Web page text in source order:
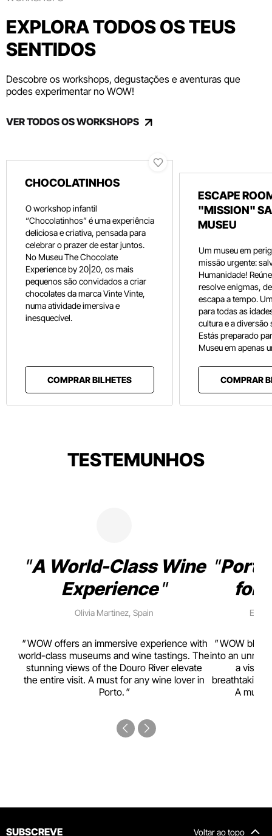
EXPLORA TODOS OS TEUS
SENTIDOS
Descobre os workshops, degustações e aventuras que
podes experimentar no WOW!
VER TODOS OS WORKSHOPS
CHOCOLATINHOS
O workshop infantil
“Chocolatinhos” é uma experiência
deliciosa e criativa, pensada para
celebrar o prazer de estar juntos.
No Museu The Chocolate
Experience by 20|20, os mais
pequenos são convidados a criar
chocolates da marca Vinte Vinte,
numa atividade imersiva e
inesquecível.
COMPRAR BILHETES
ESCAPE
"MISSION"
MUSEU
Um museu em
missão urgente:
Humanidade!
resolve enigmas,
escapa a tempo.
para todas as
cultura e a diversão
Estás preparado
Museu em apenas
COMPRAR
TESTEMUNHOS
A World-Class Wine
Experience
Olivia Martinez, Spain
WOW offers an immersive experience with
world-class museums and wine tastings. The
stunning views of the Douro River elevate
the entire visit. A must for any wine lover in
Porto.
for
WOW
into an
a visual
breathtaking
A must-
Voltar ao topo
SUBSCREVE